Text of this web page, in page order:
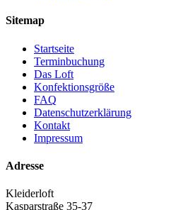
Sitemap
Startseite
Terminbuchung
Das Loft
Konfektionsgröße
FAQ
Datenschutzerklärung
Kontakt
Impressum
Adresse
Kleiderloft
Kasparstraße 35-37